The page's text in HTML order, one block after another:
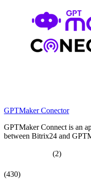
GPTMaker Conector
GPTMaker Connect is an
between Bitrix24 and
(2)
(430)